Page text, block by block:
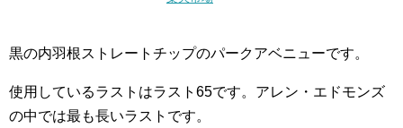
黒の内羽根ストレートチップのパークアベニューです。
使用しているラストはラスト65です。アレン・エドモンズ
の中では最も長いラストです。